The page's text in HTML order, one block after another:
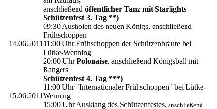
anschließend öffentlicher Tanz mit Starlights
14.06.2011
Schützenfest 3. Tag **)
09:30 Ausholen des neuen Königs, anschließend
Frühschoppen
11:00 Uhr Frühschoppen der Schützenbräute bei
Lütke-Wenning
20:00 UhrPolonaise, anschließend Königsball mit
Rangers
15.06.2011
Schützenfest 4. Tag ***)
11:00 Uhr "Internationaler Frühschoppen" bei Lütke-
Wenning
15:00 Uhr Ausklang des Schützenfestes, anschließend